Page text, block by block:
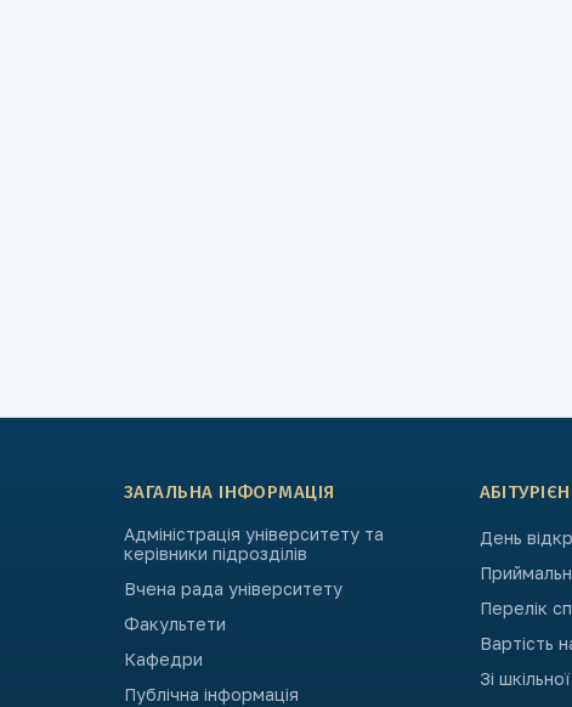
ЗАГАЛЬНА ІНФОРМАЦІЯ
Адміністрація університету та
керівники підрозділів
Вчена рада університету
Факультети
Кафедри
Публічна інформація
День
Перелік
Вартість
Зі